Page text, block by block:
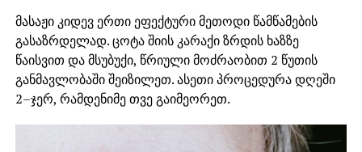
მასაჟი კიდევ ერთი ეფექტური მეთოდი წამწამების
გასაზრდელად. ცოტა შიის კარაქი ზრდის ხაზზე
წაისვით და მსუბუქი, წრიული მოძრაობით 2 წუთის
განმავლობაში შეიზილეთ. ასეთი პროცედურა დღეში
2–ჯერ, რამდენიმე თვე გაიმეორეთ.